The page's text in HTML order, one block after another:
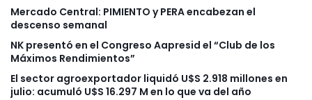
Mercado Central: PIMIENTO y PERA encabezan el
descenso semanal
NK presentó en el Congreso Aapresid el “Club de los
Máximos Rendimientos”
El sector agroexportador liquidó U$S 2.918 millones en
julio: acumuló U$S 16.297 M en lo que va del año